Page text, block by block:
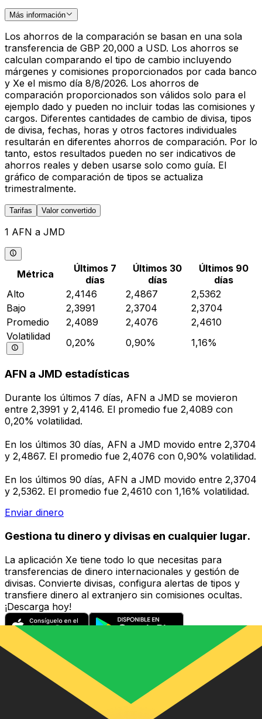
Más información
Los ahorros de la comparación se basan en una sola
transferencia de GBP 20,000 a USD. Los ahorros se
calculan comparando el tipo de cambio incluyendo
márgenes y comisiones proporcionados por cada banco
y Xe el mismo día 8/8/2026. Los ahorros de
comparación proporcionados son válidos solo para el
ejemplo dado y pueden no incluir todas las comisiones y
cargos. Diferentes cantidades de cambio de divisa, tipos
de divisa, fechas, horas y otros factores individuales
resultarán en diferentes ahorros de comparación. Por lo
tanto, estos resultados pueden no ser indicativos de
ahorros reales y deben usarse solo como guía. El
gráfico de comparación de tipos se actualiza
trimestralmente.
Tarifas Valor convertido
1 AFN a JMD
Métrica
Últimos 7
días
Últimos 30
días
Últimos 90
días
Alto
2,4146 2,4867
2,5362
Bajo
2,3991 2,3704
2,3704
Promedio
2,4089 2,4076
2,4610
Volatilidad
0,20% 0,90% 1,16%
AFN a JMD estadísticas
Durante los últimos 7 días, AFN a JMD se movieron
entre 2,3991 y 2,4146. El promedio fue 2,4089 con
0,20% volatilidad.
En los últimos 30 días, AFN a JMD movido entre 2,3704
y 2,4867. El promedio fue 2,4076 con 0,90% volatilidad.
En los últimos 90 días, AFN a JMD movido entre 2,3704
y 2,5362. El promedio fue 2,4610 con 1,16% volatilidad.
Enviar dinero
Gestiona tu dinero y divisas en cualquier lugar.
La aplicación Xe tiene todo lo que necesitas para
transferencias de dinero internacionales y gestión de
divisas. Convierte divisas, configura alertas de tipos y
transfiere dinero al extranjero sin comisiones ocultas.
¡Descarga hoy!